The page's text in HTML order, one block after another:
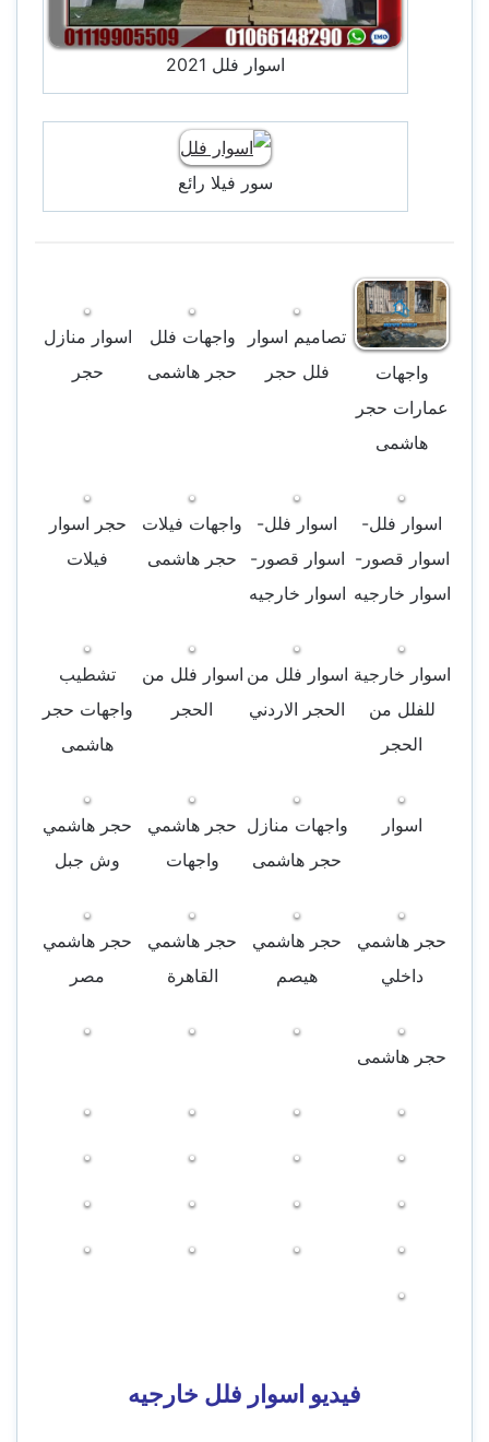
اسوار فلل 2021
سور فيلا رائع
واجهات
عمارات حجر
هاشمى
تصاميم اسوار
فلل حجر
واجهات فلل
حجر هاشمى
اسوار منازل
حجر
اسوار فلل-
اسوار قصور-
اسوار خارجيه
اسوار فلل-
اسوار قصور-
اسوار خارجيه
واجهات فيلات
حجر هاشمى
حجر اسوار
فيلات
اسوار خارجية
للفلل من
الحجر
اسوار فلل من
الحجر الاردني
اسوار فلل من
الحجر
تشطيب
واجهات حجر
هاشمى
اسوار
واجهات منازل
حجر هاشمى
حجر هاشمي
واجهات
حجر هاشمي
وش جبل
حجر هاشمي
داخلي
حجر هاشمي
هيصم
حجر هاشمي
القاهرة
حجر هاشمي
مصر
حجر هاشمى
فيديو اسوار فلل خارجيه